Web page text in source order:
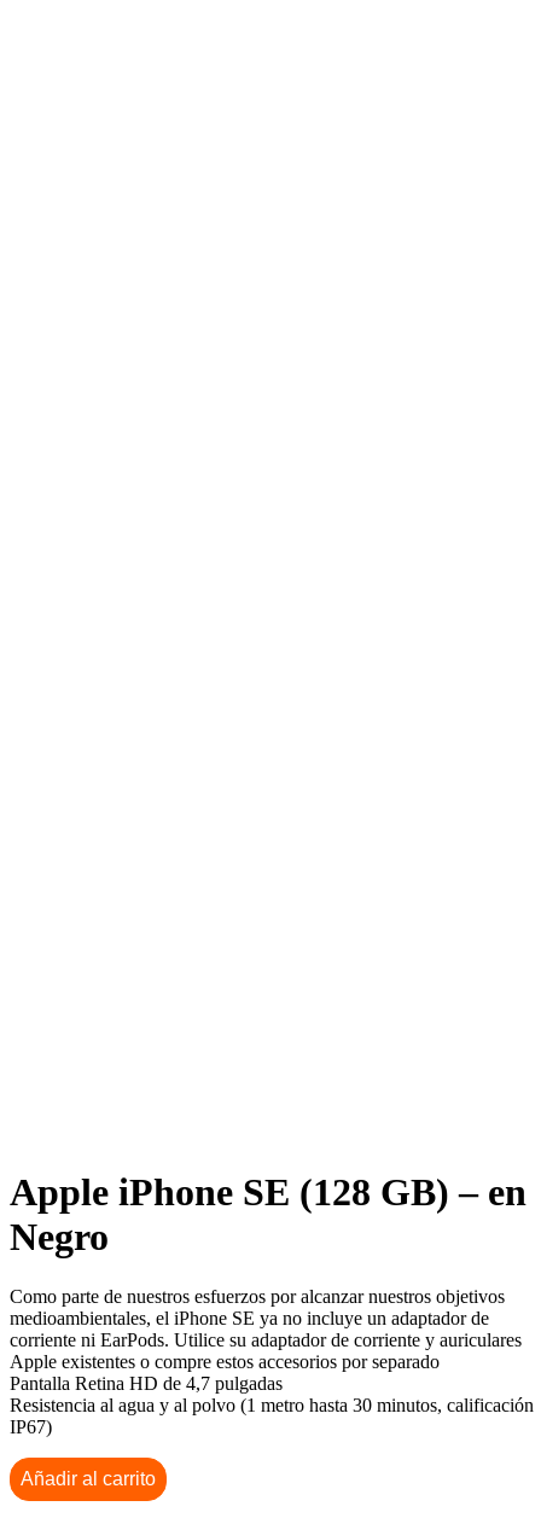
Apple iPhone SE (128 GB) – en
Negro
Como parte de nuestros esfuerzos por alcanzar nuestros objetivos
medioambientales, el iPhone SE ya no incluye un adaptador de
corriente ni EarPods. Utilice su adaptador de corriente y auriculares
Apple existentes o compre estos accesorios por separado
Pantalla Retina HD de 4,7 pulgadas
Resistencia al agua y al polvo (1 metro hasta 30 minutos, calificación
IP67)
Añadir al carrito